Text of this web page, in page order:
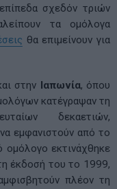
σχεδόν τριών
τα ομόλογα
θα επιμείνουν για
στην Ιαπωνία, όπου
κατέγραψαν τη
δεκαετιών,
εμφανιστούν από το
ομόλογο εκτινάχθηκε
έκδοσή του το 1999,
πλέον τη